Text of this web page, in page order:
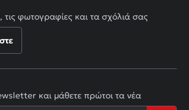
τις φωτογραφίες και τα σχόλιά σας
και μάθετε πρώτοι τα νέα